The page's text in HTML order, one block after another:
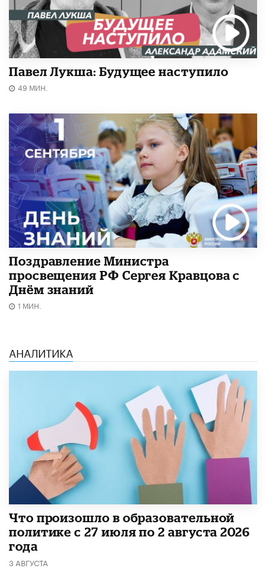
Павел Лукша: Будущее наступило
49 МИН.
Поздравление Министра
просвещения РФ Сергея Кравцова с
Днём знаний
1 МИН.
АНАЛИТИКА
​Что произошло в образовательной
политике с 27 июля по 2 августа 2026
года
3 АВГУСТА